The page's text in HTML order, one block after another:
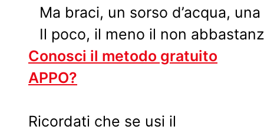
Ma braci, un sorso d’acqua,
Il poco, il meno il non
Conosci il metodo gratuito
APPO?
Ricordati che se usi il